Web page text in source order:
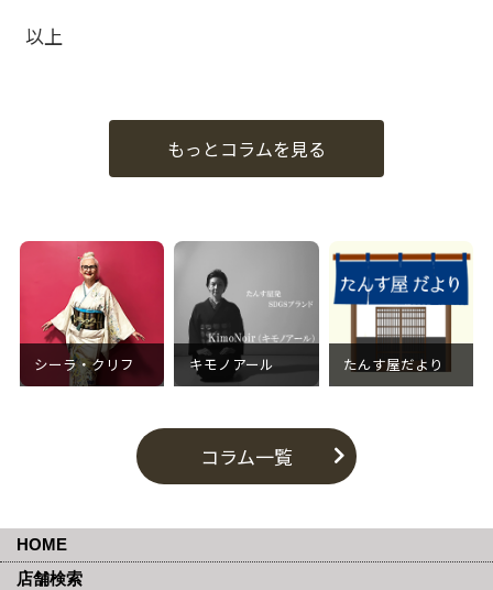
以上
もっとコラムを見る
シーラ・クリフ キモノアール たんす屋だより
コラム一覧
HOME
店舗検索